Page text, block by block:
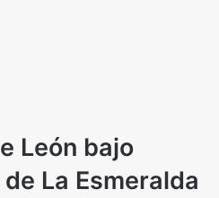
León bajo
La Esmeralda